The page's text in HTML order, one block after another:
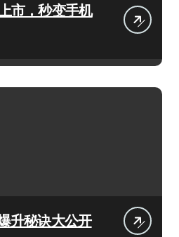
市，秒变手机
升秘诀大公开